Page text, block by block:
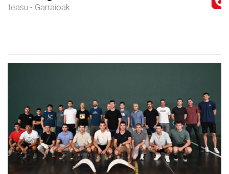
Asteasu - Gozotegiak